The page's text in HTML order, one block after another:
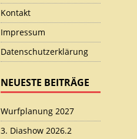
Kontakt
Impressum
Datenschutzerklärung
NEUESTE BEITRÄGE
Wurfplanung 2027
3. Diashow 2026.2